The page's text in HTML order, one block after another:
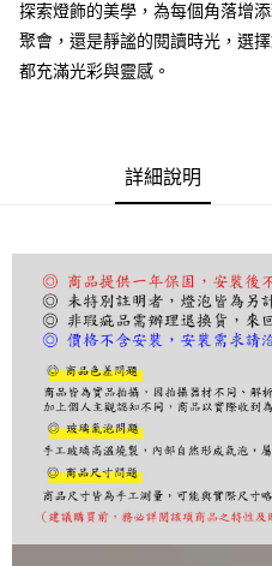
Google Pay
全盈+PAY
AFTEE先享後付是「在收到商品之後
【「AFTEE先享後付」結帳流程】
１．於結帳方式選擇「AFTEE先享後
２．訂單成立數日內，您將收到繳費通
３．收到繳費通知簡訊後14天內，點
ATM／網路銀行／等多元方式進行付
※ 請注意：結帳手續完成當下不需立
後付繳納相關費用。
※ 交易是否成功請以「AFTEE先享後
是否繳費成功／繳費後需取消欲退款
客戶支援中心」https://
宅配
每筆NT$180，滿NT$5,000(含以
探索燈飾的美學，為每個角落增
聚會，還是靜謐的閱讀時光，選
都充滿光彩與靈感。
詳細說明